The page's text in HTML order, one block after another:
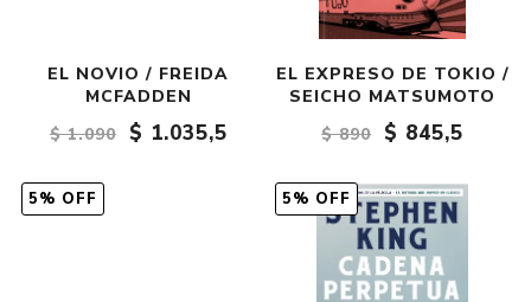
EL NOVIO / FREIDA
MCFADDEN
$ 1.090
$ 1.035,5
EL EXPRESO DE TOKIO /
SEICHO MATSUMOTO
$ 890
$ 845,5
5% OFF 5% OFF